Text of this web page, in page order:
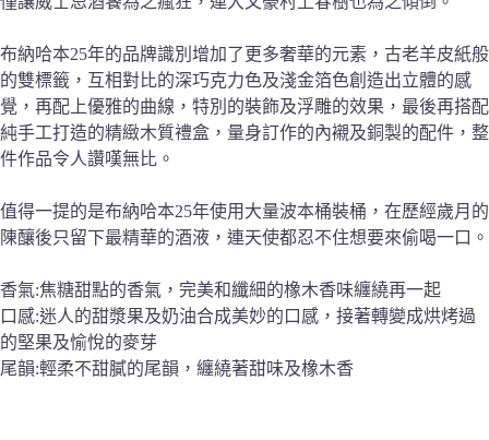
布納哈本25年的品牌識別增加了更多奢華的元素，古老羊皮紙般
的雙標籤，互相對比的深巧克力色及淺金箔色創造出立體的感
覺，再配上優雅的曲線，特別的裝飾及浮雕的效果，最後再搭配
純手工打造的精緻木質禮盒，量身訂作的內襯及銅製的配件，整
件作品令人讚嘆無比。
值得一提的是布納哈本25年使用大量波本桶裝桶，在歷經歲月的
陳釀後只留下最精華的酒液，連天使都忍不住想要來偷喝一口。
香氣:焦糖甜點的香氣，完美和纖細的橡木香味纏繞再一起
口感:迷人的甜漿果及奶油合成美妙的口感，接著轉變成烘烤過
的堅果及愉悅的麥芽
尾韻:輕柔不甜膩的尾韻，纏繞著甜味及橡木香